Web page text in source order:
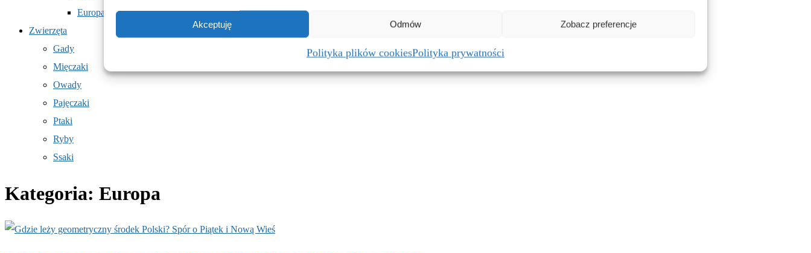
Akceptuję Odmów Zobacz preferencje
Polityka plików cookiesPolityka prywatności
Europa
Zwierzęta
Gady
Mięczaki
Owady
Pajęczaki
Ptaki
Ryby
Ssaki
Kategoria: Europa